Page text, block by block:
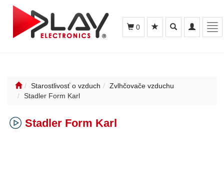
Toggle
navigation
Toggle
search
0
Starostlivosť o vzduch
Zvlhčovače vzduchu
Stadler Form Karl
Stadler Form Karl